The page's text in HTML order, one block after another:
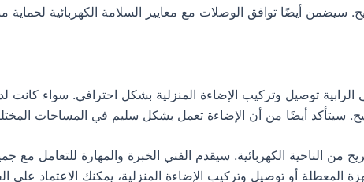
أيضًا توافق الوصلات مع معايير السلامة الكهربائية
توصيل وتركيب الإضاءة المنزلية بشكل احترافي. سواء كانت
سيتأكد أيضًا من أن الإضاءة تعمل بشكل سليم في المساحات
من الناحية الكهربائية. سيقدم الفني الخبرة والمهارة للتعامل مع
المعطلة أو توصيل وتركيب الإضاءة المنزلية، يمكنك الاعتماد على